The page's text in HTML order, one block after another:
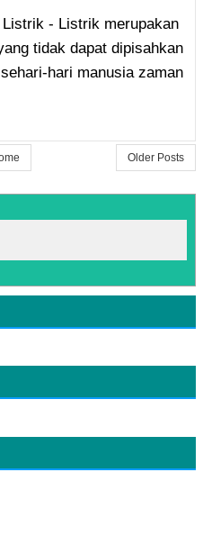
Listrik - Listrik merupakan
tidak dapat dipisahkan
hari manusia zaman
Older Posts